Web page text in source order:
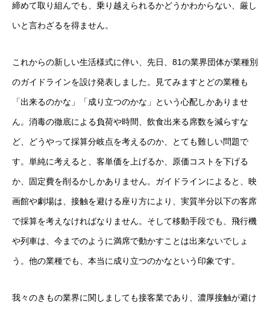
締めて取り組んでも、乗り越えられるかどうかわからない、厳し
いと言わざるを得ません。
これからの新しい生活様式に伴い、先日、 81の業界団体が業種別
のガイドラインを設け発表しました。見てみますとどの業種も
「出来るのかな」「成り立つのかな」という心配しかありませ
ん。消毒の徹底による負荷や時間、飲食出来る席数を減らすな
ど、どうやって採算分岐点を考えるのか、とても難しい問題で
す。単純に考えると、客単価を上げるか、原価コストを下げる
か、固定費を削るかしかありません。ガイドラインによると、映
画館や劇場は、接触を避ける座り方により、実質半分以下の客席
で採算を考えなければなりません。そして移動手段でも、飛行機
や列車は、今までのように満席で動かすことは出来ないでしょ
う。他の業種でも、本当に成り立つのかなという印象です。
我々のきもの業界に関しましても接客業であり、濃厚接触が避け